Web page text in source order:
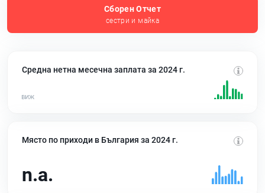
Сборен Отчет
сестри и майка
Средна нетна месечна заплата за 2024 г.
Място по приходи в България за 2024 г.
n.a.